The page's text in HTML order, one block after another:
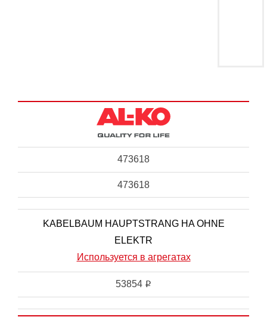
473618
473618
KABELBAUM HAUPTSTRANG HA OHNE
ELEKTR
Используется в агрегатах
53854 i